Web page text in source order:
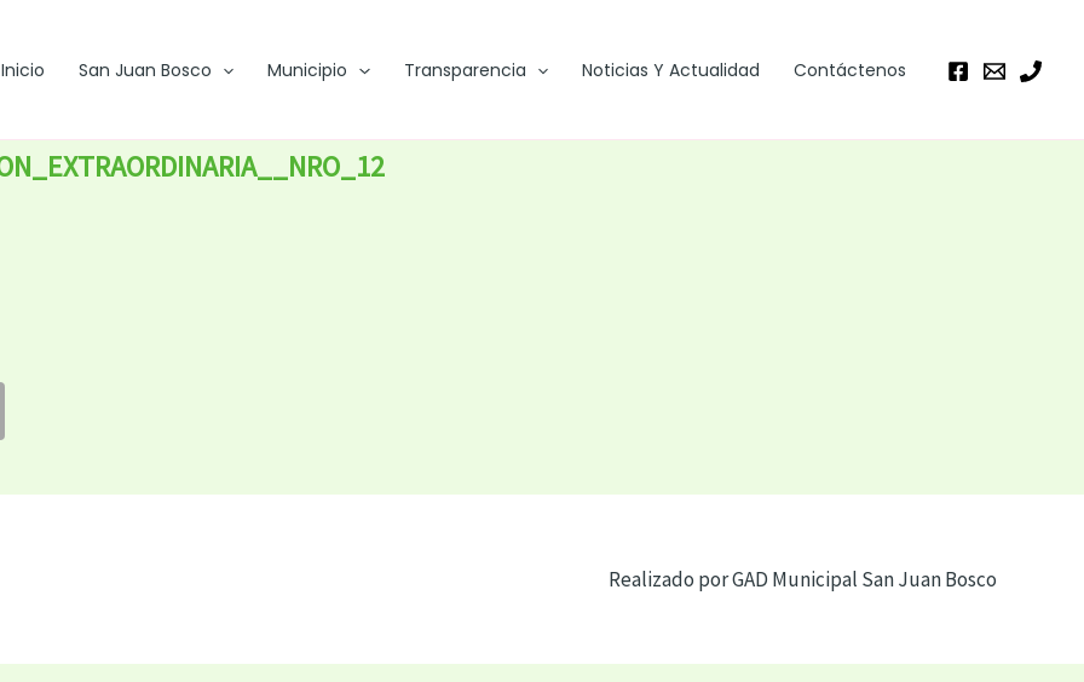
Inicio San Juan Bosco Municipio Transparencia Noticias Y Actualidad Contáctenos
Realizado por GAD Municipal San Juan Bosco